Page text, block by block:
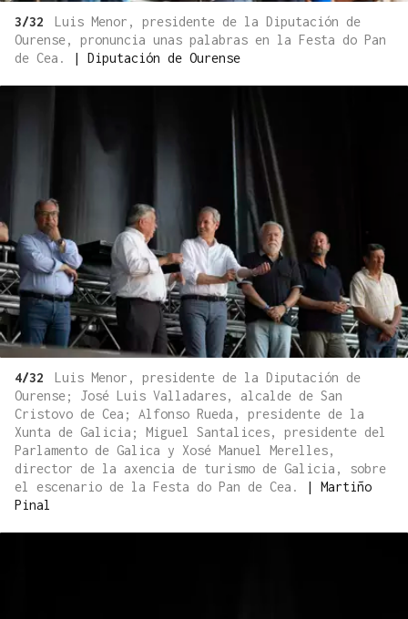
3/32
Luis Menor, presidente de la Diputación de
Ourense, pronuncia unas palabras en la Festa do Pan
de Cea.
| Diputación de Ourense
4/32
Luis Menor, presidente de la Diputación de
Ourense; José Luis Valladares, alcalde de San
Cristovo de Cea; Alfonso Rueda, presidente de la
Xunta de Galicia; Miguel Santalices, presidente del
Parlamento de Galica y Xosé Manuel Merelles,
director de la axencia de turismo de Galicia, sobre
el escenario de la Festa do Pan de Cea.
| Martiño
Pinal